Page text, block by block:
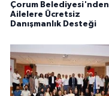
Çorum Belediyesi'nden
Ailelere Ücretsiz
Danışmanlık Desteği